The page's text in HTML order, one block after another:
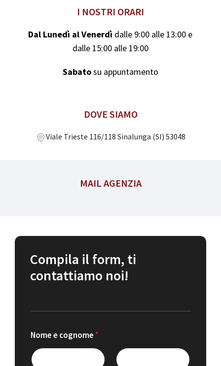
I NOSTRI ORARI
Dal Lunedì al Venerdì dalle 9:00 alle 13:00 e
dalle 15:00 alle 19:00
Sabatosu appuntamento
DOVE SIAMO
Viale Trieste 116/118 Sinalunga (SI) 53048
MAIL AGENZIA
Compila il form, ti
contattiamo noi!
Nome e cognome *